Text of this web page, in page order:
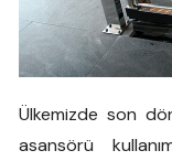
Ülkemizde son
asansörü